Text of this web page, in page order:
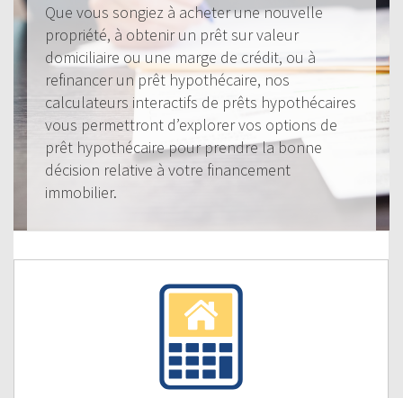
Que vous songiez à acheter une nouvelle
propriété, à obtenir un prêt sur valeur
domiciliaire ou une marge de crédit, ou à
refinancer un prêt hypothécaire, nos
calculateurs interactifs de prêts hypothécaires
vous permettront d’explorer vos options de
prêt hypothécaire pour prendre la bonne
décision relative à votre financement
immobilier.